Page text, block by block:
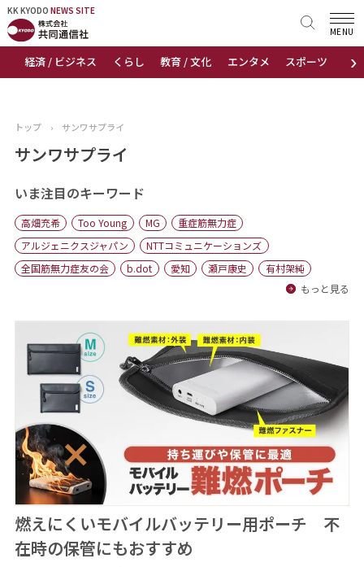
KK KYODO NEWS SITE
›
経済 / ビジネス くらし 教育 / 文化 エンタメ スポーツ 地域
MENU
KK KYODONEWS SITE
トップページ
ニュース
おすすめコンテンツ
出版物
会社概要
トップ › サンワサプライ
サンワサプライ
いま注目のキーワード
高畑充希 Too Young MG
重症筋無力症
アルジェニクスジャパン
NTTコミュニケーションズ
全国筋無力症友の会
b.dot 愛知 瀬戸康史
有村架純
もっと見る
燃えにくいモバイルバッテリー用ポーチ 不
在時の保管にもおすすめ